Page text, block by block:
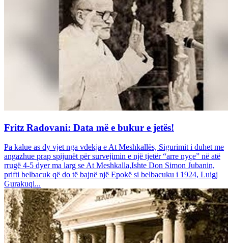
Fritz Radovani: Data më e bukur e jetës!
Pa kalue as dy vjet nga vdekja e At Meshkallës, Sigurimit i duhet me
angazhue prap spijunët për survejimin e një tjetër “arre nyçe” në atë
rrugë 4-5 dyer ma larg se At Meshkalla,Ishte Don Simon Jubanin,
prifti belbacuk që do të bajnë një Epokë si belbacuku i 1924, Luigj
Gurakuqi...